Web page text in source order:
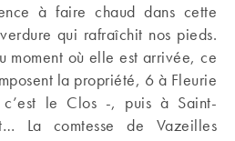
à faire chaud dans cette
qui rafraîchit nos pieds.
moment où elle est arrivée, ce
la propriété, 6 à Fleurie
le Clos -, puis à Saint-
La comtesse de Vazeilles